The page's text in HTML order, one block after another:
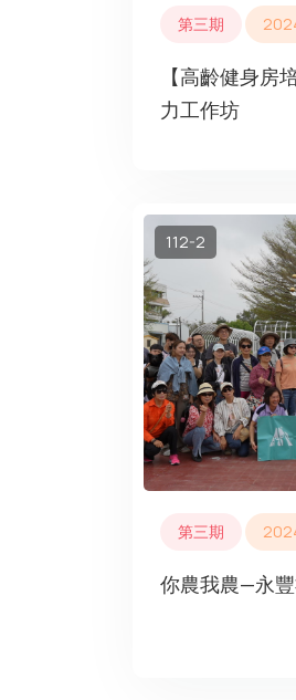
第三期
【高齡健身房
力工作坊
112-2
第三期
你農我農—永